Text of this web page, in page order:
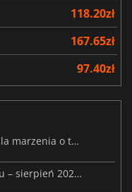
118.20zł
167.65zł
97.40zł
Wyciek ceny Steam Frame przekreśla marzenia o tanim zestawie VR
Premiery gier wideo w tym tygodniu – sierpień 2026 r. (32. tydzień)